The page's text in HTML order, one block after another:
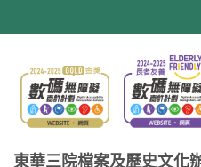
東華三院檔案及歷史文化